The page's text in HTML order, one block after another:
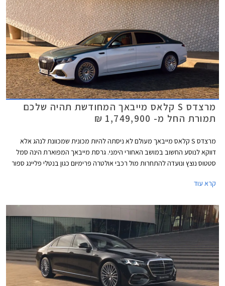
מרצדס S קלאס מייבאך המחודשת תהיה שלכם
תמורת החל מ- 1,749,900 ₪
מרצדס S קלאס מייבאך מעולם לא ניסתה להיות מכונית שמכוונת לנהג אלא
דווקא לנוסע החשוב במושב האחורי הימני. גרסת מייבאך המפוארת הינה סמל
סטטוס נוצץ ונועדה להתחרות מול רכבי אולטרה פרימיום כגון בנטלי פליינג ספור
פנים המלטשת את המתכון המוכר ומבטיחה ניתוק מוחלט מהפקקים שבחוץ.
כואבת ממנוע ה- V12 המיתולוגי בגרסה הבכירה לטובת מנוע V8 - אילוץ של
תקנות זיהום האוויר. הדגם ישווק בשתי גרסאות במחיר התחלתי של 1,749,900
₪.
קרא עוד